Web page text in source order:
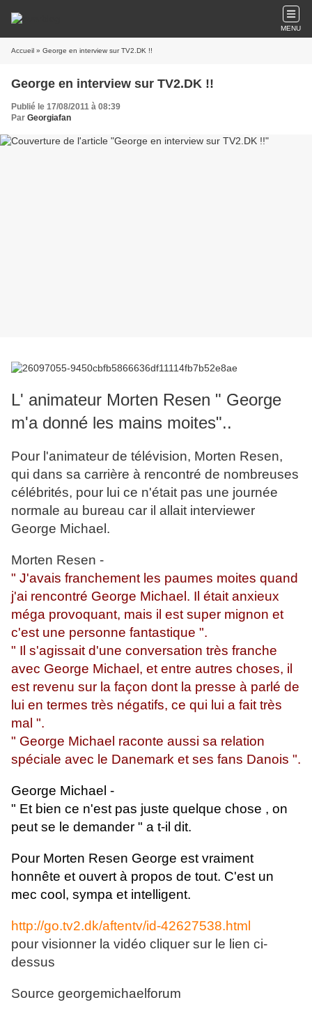
MENU
Accueil » George en interview sur TV2.DK !!
George en interview sur TV2.DK !!
Publié le 17/08/2011 à 08:39
Par Georgiafan
L' animateur Morten Resen " George
m'a donné les mains moites"..
Pour l'animateur de télévision, Morten Resen,
qui dans sa carrière à rencontré de nombreuses
célébrités, pour lui ce n'était pas une journée
normale au bureau car il allait interviewer
George Michael.
Morten Resen -
" J'avais franchement les paumes moites quand
j'ai rencontré George Michael. Il était anxieux
méga provoquant, mais il est super mignon et
c'est une personne fantastique ".
" Il s'agissait d'une conversation très franche
avec George Michael, et entre autres choses, il
est revenu sur la façon dont la presse à parlé de
lui en termes très négatifs, ce qui lui a fait très
mal ".
" George Michael raconte aussi sa relation
spéciale avec le Danemark et ses fans Danois ".
George Michael -
" Et bien ce n'est pas juste quelque chose , on
peut se le demander " a t-il dit.
Pour Morten Resen George est vraiment
honnête et ouvert à propos de tout. C'est un
mec cool, sympa et intelligent.
http://go.tv2.dk/aftentv/id-42627538.html
pour visionner la vidéo cliquer sur le lien ci-
dessus
Source georgemichaelforum